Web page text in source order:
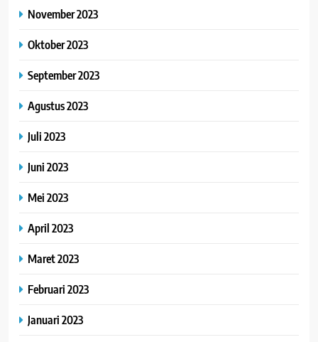
November 2023
Oktober 2023
September 2023
Agustus 2023
Juli 2023
Juni 2023
Mei 2023
April 2023
Maret 2023
Februari 2023
Januari 2023